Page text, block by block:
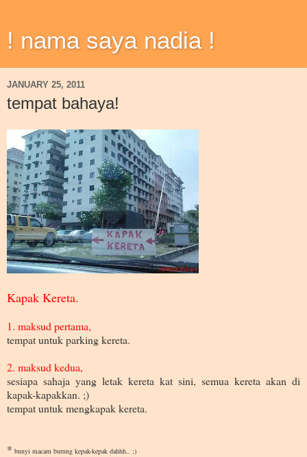
! nama saya nadia !
JANUARY 25, 2011
tempat bahaya!
Kapak Kereta.
1. maksud pertama,
tempat untuk parking kereta.
2. maksud kedua,
sesiapa sahaja yang letak kereta kat sini, semua kereta akan di
kapak-kapakkan. ;)
tempat untuk mengkapak kereta.
* bunyi macam burung kepak-kepak dahhh.. ;)